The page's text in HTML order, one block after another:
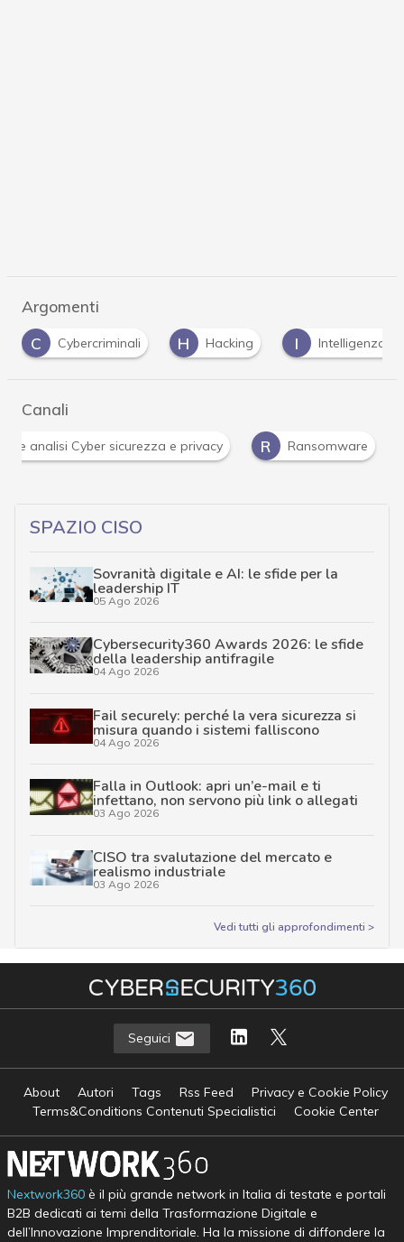
Argomenti
C
Cybercriminali H Hacking I Intelligenza
Canali
e analisi Cyber sicurezza e privacy R Ransomware
SPAZIO CISO
Sovranità digitale e AI: le sfide per la
leadership IT
05 Ago 2026
Cybersecurity360 Awards 2026: le sfide
della leadership antifragile
04 Ago 2026
Fail securely: perché la vera sicurezza si
misura quando i sistemi falliscono
04 Ago 2026
Falla in Outlook: apri un’e-mail e ti
infettano, non servono più link o allegati
03 Ago 2026
CISO tra svalutazione del mercato e
realismo industriale
03 Ago 2026
Vedi tutti gli approfondimenti >
Seguici
About Autori Tags Rss Feed
Privacy e Cookie Policy
Terms&Conditions Contenuti Specialistici
Cookie Center
Nextwork360è il più grande network in Italia di testate e portali
B2B dedicati ai temi della Trasformazione Digitale e
dell’Innovazione Imprenditoriale. Ha la missione di diffondere la